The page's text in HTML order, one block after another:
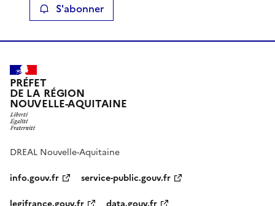
S'abonner
PRÉFET
DE LA RÉGION
NOUVELLE-AQUITAINE
DREAL Nouvelle-Aquitaine
info.gouv.fr
service-public.gouv.fr